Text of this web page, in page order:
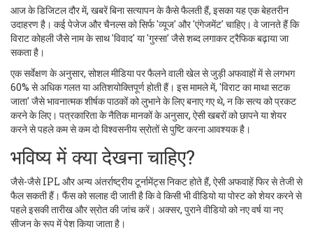
आज के डिजिटल दौर में, खबरें बिना सत्यापन के कैसे फैलती हैं, इसका यह एक बेहतरीन
उदाहरण है। कई पेजेज और चैनल्स को सिर्फ 'व्यूज' और 'एंगेजमेंट' चाहिए। वे जानते हैं कि
विराट कोहली जैसे नाम के साथ 'विवाद' या 'गुस्सा' जैसे शब्द लगाकर ट्रैफिक बढ़ाया जा
सकता है।
एक सर्वेक्षण के अनुसार, सोशल मीडिया पर फैलने वाली खेल से जुड़ी अफवाहों में से लगभग
60% से अधिक गलत या अतिशयोक्तिपूर्ण होती हैं। इस मामले में, 'विराट का माथा सटक
जाता' जैसे भावनात्मक शीर्षक पाठकों को लुभाने के लिए बनाए गए थे, न कि सत्य को प्रकट
करने के लिए। पत्रकारिता के नैतिक मानकों के अनुसार, ऐसी खबरों को छापने या शेयर
करने से पहले कम से कम दो विश्वसनीय स्रोतों से पुष्टि करना आवश्यक है।
भविष्य में क्या देखना चाहिए?
जैसे-जैसे IPL और अन्य अंतर्राष्ट्रीय टूर्नामेंट्स निकट होते हैं, ऐसी अफवाहें फिर से तेजी से
फैल सकती हैं। फैंस को सलाह दी जाती है कि वे किसी भी वीडियो या पोस्ट को शेयर करने से
पहले इसकी तारीख और स्रोत की जांच करें। अक्सर, पुराने वीडियो को नए वर्ष या नए
सीजन के रूप में पेश किया जाता है।